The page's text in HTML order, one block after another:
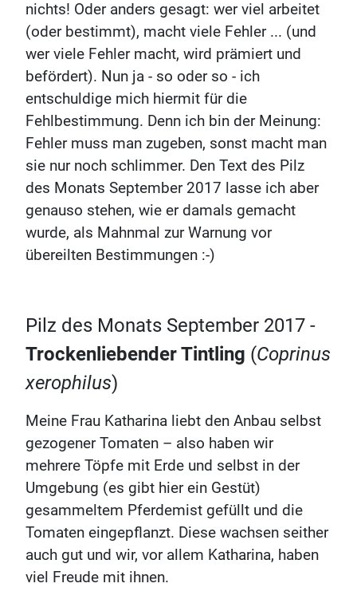
nichts! Oder anders gesagt: wer viel arbeitet
(oder bestimmt), macht viele Fehler ... (und
wer viele Fehler macht, wird prämiert und
befördert). Nun ja - so oder so - ich
entschuldige mich hiermit für die
Fehlbestimmung. Denn ich bin der Meinung:
Fehler muss man zugeben, sonst macht man
sie nur noch schlimmer. Den Text des Pilz
des Monats September 2017 lasse ich aber
genauso stehen, wie er damals gemacht
wurde, als Mahnmal zur Warnung vor
übereilten Bestimmungen :-)
Pilz des Monats September 2017 -
Trockenliebender Tintling (Coprinus
xerophilus)
Meine Frau Katharina liebt den Anbau selbst
gezogener Tomaten – also haben wir
mehrere Töpfe mit Erde und selbst in der
Umgebung (es gibt hier ein Gestüt)
gesammeltem Pferdemist gefüllt und die
Tomaten eingepflanzt. Diese wachsen seither
auch gut und wir, vor allem Katharina, haben
viel Freude mit ihnen.